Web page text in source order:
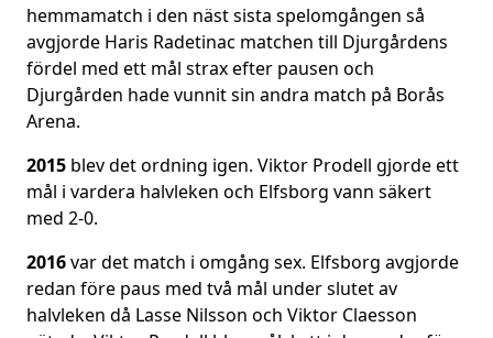
hemmamatch i den näst sista spelomgången så
avgjorde Haris Radetinac matchen till Djurgårdens
fördel med ett mål strax efter pausen och
Djurgården hade vunnit sin andra match på Borås
Arena.
2015 blev det ordning igen. Viktor Prodell gjorde ett
mål i vardera halvleken och Elfsborg vann säkert
med 2-0.
2016var det match i omgång sex. Elfsborg avgjorde
redan före paus med två mål under slutet av
halvleken då Lasse Nilsson och Viktor Claesson